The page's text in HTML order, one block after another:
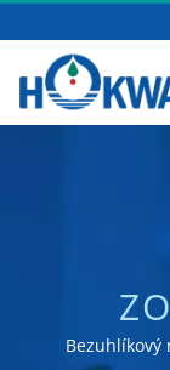
Bezuhlíkový